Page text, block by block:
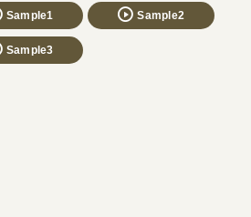
Sample1 Sample2
Sample3